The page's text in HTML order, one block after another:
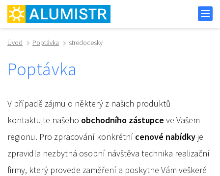
Úvod Poptávka stredocesky
Poptávka
V případě zájmu o některý z našich produktů
kontaktujte našeho obchodního zástupce ve Vašem
regionu. Pro zpracování konkrétní cenové nabídky je
zpravidla nezbytná osobní návštěva technika realizační
firmy, který provede zaměření a poskytne Vám veškeré